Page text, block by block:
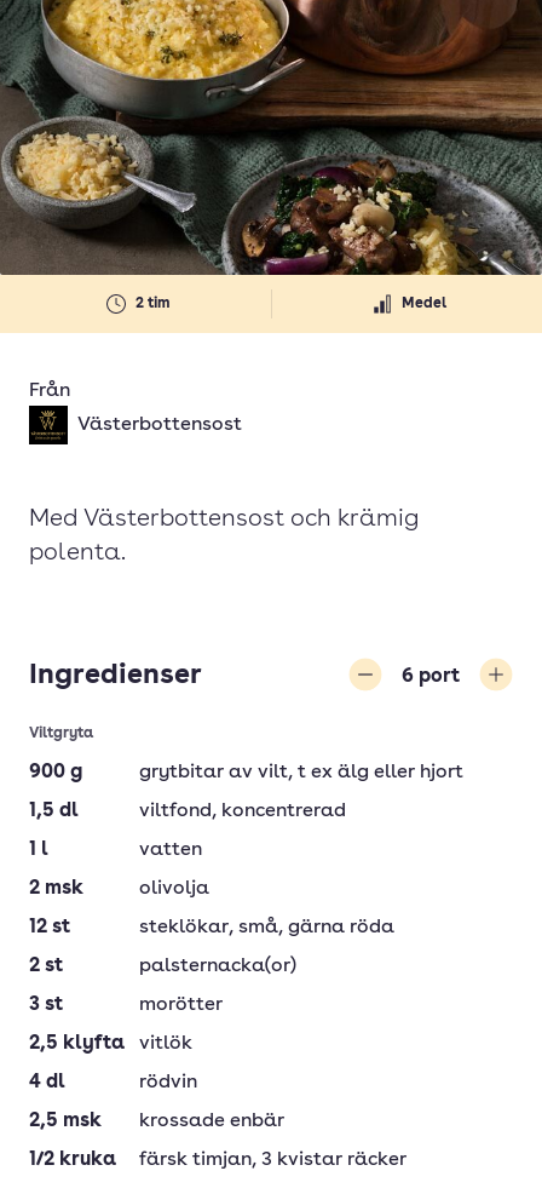
2 tim Medel
Från
Västerbottensost
Med Västerbottensost och krämig
polenta.
Ingredienser 6 port
Viltgryta
900 g grytbitar av vilt, t ex älg eller hjort
1,5 dl viltfond, koncentrerad
1 l
vatten
2 msk
olivolja
12 st steklökar, små, gärna röda
2 st
palsternacka(or)
3 st
morötter
2,5 klyfta
vitlök
4 dl
rödvin
2,5 msk
krossade enbär
1/2 kruka färsk timjan, 3 kvistar räcker